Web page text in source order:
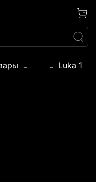
Luka 1